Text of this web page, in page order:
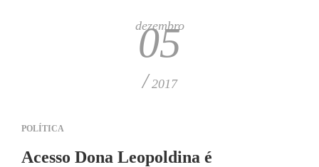
dezembro
05
/ 2017
POLÍTICA
Acesso Dona Leopoldina é